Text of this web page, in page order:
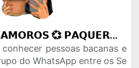
«-(¯`v´¯)-« 𝗡𝗔𝗠𝗢𝗥𝗢𝗦 💞 𝗣𝗔𝗤𝗨𝗘𝗥𝗔𝗦 💞 𝗔𝗠𝗜𝗭𝗔𝗗𝗘𝗦 »-(¯`v´¯)-»
pessoas bacanas e
do WhatsApp entre os Se